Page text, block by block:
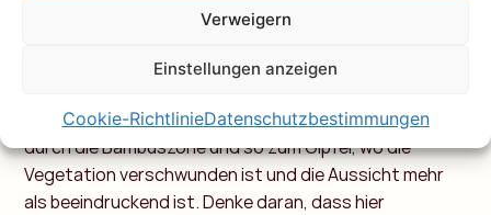
Verweigern
Einstellungen anzeigen
Cookie-RichtlinieDatenschutzbestimmungen
Dies ist die berühmteste Wanderung und darf natürlich
nicht auf der Liste fehlen. Dieser Gipfel ist der
Kenia. Fünf Tage lang wandern wir durch den Wald,
durch die Bambuszone und so zum Gipfel, wo die
Vegetation verschwunden ist und die Aussicht mehr
als beeindruckend ist. Denke daran, dass hier